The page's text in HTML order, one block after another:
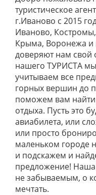
туристическое
г.Иваново с 2015
Иваново,
Крыма, Воронежа и
доверяют нам свой
нашего ТУРИСТА
учитываем все
горных вершин до
поможем вам найти
отдыха. Пусть это
авиабилета, или
или просто
маленьком городе
и подскажем и
предложение!
не забываемым, о
мечтать.